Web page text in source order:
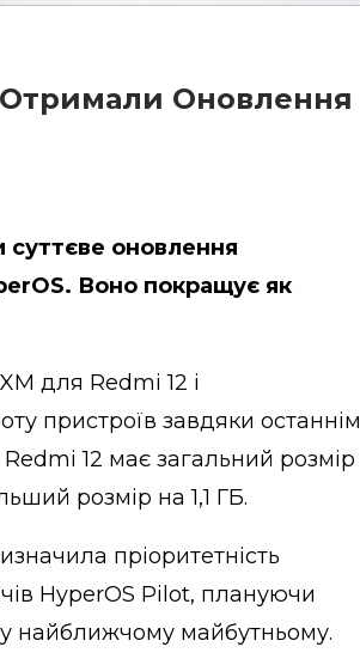
Отримали Оновлення
суттєве оновлення
Воно покращує як
для Redmi 12 і
пристроїв завдяки останнім
12 має загальний розмір
розмір на 1,1 ГБ.
пріоритетність
HyperOS Pilot, плануючи
у найближчому майбутньому.